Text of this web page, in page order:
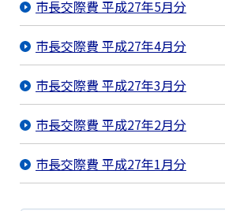
市長交際費 平成27年5月分
市長交際費 平成27年4月分
市長交際費 平成27年3月分
市長交際費 平成27年2月分
市長交際費 平成27年1月分